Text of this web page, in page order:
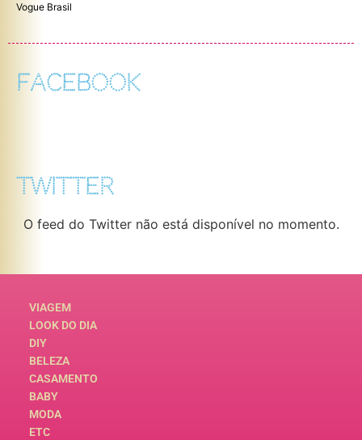
Vogue Brasil
FACEBOOK
TWITTER
O feed do Twitter não está disponível no momento.
VIAGEM
LOOK DO DIA
DIY
BELEZA
CASAMENTO
BABY
MODA
ETC